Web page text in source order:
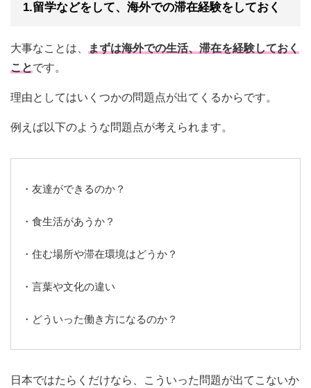
1.留学などをして、海外での滞在経験をしておく
大事なことは、
まずは海外での生活、滞在を経験しておく
ことです。
理由としてはいくつかの問題点が出てくるからです。
例えば以下のような問題点が考えられます。
・友達ができるのか？
・食生活があうか？
・住む場所や滞在環境はどうか？
・言葉や文化の違い
・どういった働き方になるのか？
日本ではたらくだけなら、こういった問題が出てこないか